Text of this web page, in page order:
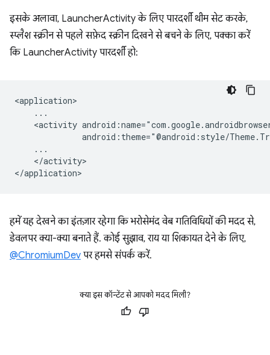
इसके अलावा, LauncherActivity के लिए पारदर्शी थीम सेट करके,
स्प्लैश स्क्रीन से पहले सफ़ेद स्क्रीन दिखने से बचने के लिए, पक्का करें
कि LauncherActivity पारदर्शी हो:
<activity
</activity>
हमें यह देखने का इंतज़ार रहेगा कि भरोसेमंद वेब गतिविधियों की मदद से,
डेवलपर क्या-क्या बनाते हैं. कोई सुझाव, राय या शिकायत देने के लिए,
@ChromiumDev पर हमसे संपर्क करें.
क्या इस कॉन्टेंट से आपको मदद मिली?